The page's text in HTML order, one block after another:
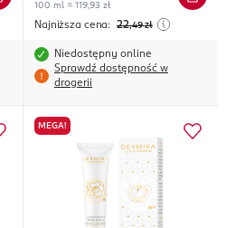
100 ml = 119,93 zł
Najniższa cena: 22,49 zł
Niedostępny online
Sprawdź dostępność w
drogerii
MEGA!